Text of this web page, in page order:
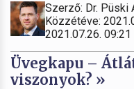
Szerző: Dr. Püski
Közzétéve:
2021.07.26. 09:21
Üvegkapu –
viszonyok? »